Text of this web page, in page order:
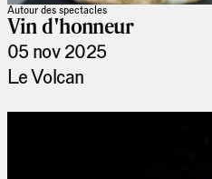
Autour des spectacles
Vin d'honneur
05 nov 2025
Le Volcan